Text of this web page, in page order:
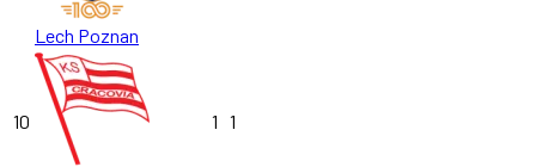
Lech Poznan
10 1 1